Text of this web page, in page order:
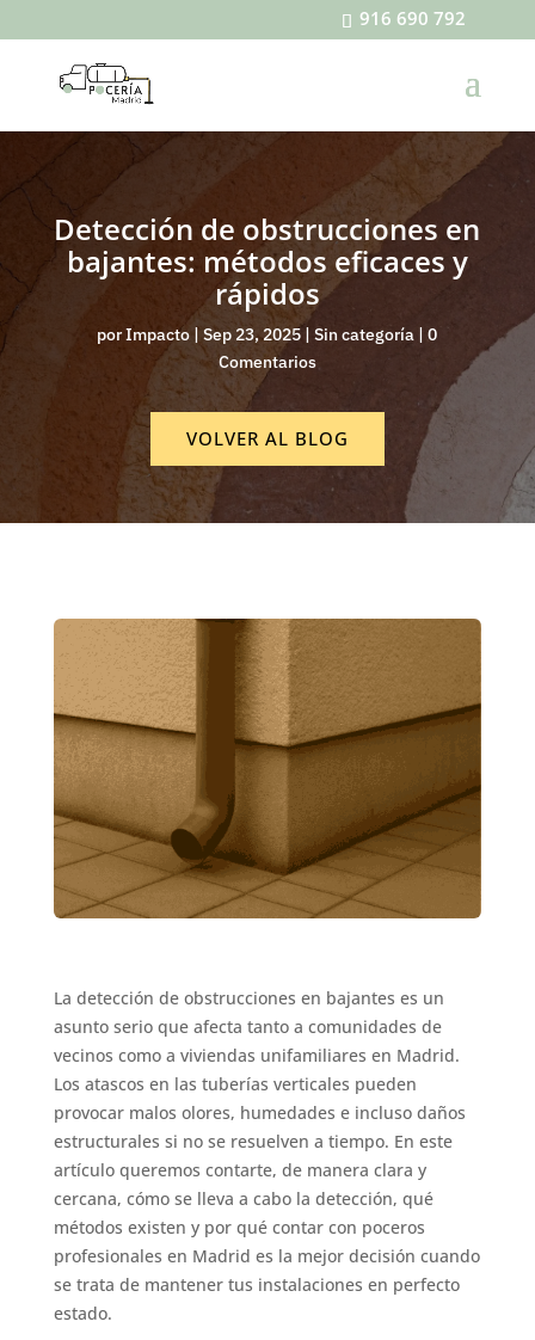
916 690 792
Detección de obstrucciones en
bajantes: métodos eficaces y
rápidos
porImpacto |Sep 23, 2025 |Sin categoría |0
Comentarios
VOLVER AL BLOG
La detección de obstrucciones en bajantes es un
asunto serio que afecta tanto a comunidades de
vecinos como a viviendas unifamiliares en Madrid.
Los atascos en las tuberías verticales pueden
provocar malos olores, humedades e incluso daños
estructurales si no se resuelven a tiempo. En este
artículo queremos contarte, de manera clara y
cercana, cómo se lleva a cabo la detección, qué
métodos existen y por qué contar con poceros
profesionales en Madrid es la mejor decisión cuando
se trata de mantener tus instalaciones en perfecto
estado.